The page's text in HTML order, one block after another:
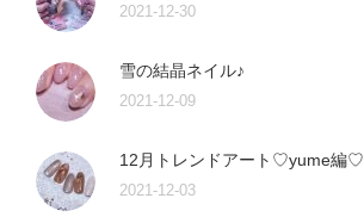
2021-12-30
雪の結晶ネイル♪
2021-12-09
12月トレンドアート♡yume編♡
2021-12-03